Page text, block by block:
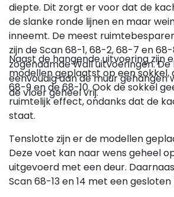
diepte. Dit zorgt er voor dat de
de slanke ronde lijnen en maar
inneemt. De meest
zijn de Scan 68-1, 68-2, 68-7 en
zogenaamde Wall uitvoeringen.
eenvoudig aan de muur gehangen
de vloer geheel vrij.
Naast de hangende uitvoering zijn
modellen geplaatst op een sokkel,
68-9 en de 68-10. Ook de sokkel
ruimtelijk effect, ondanks dat de
staat.
Tenslotte zijn er de modellen
Deze voet kan naar wens geheel
uitgevoerd met een deur.
Scan 68-13 en 14 met een gesloten